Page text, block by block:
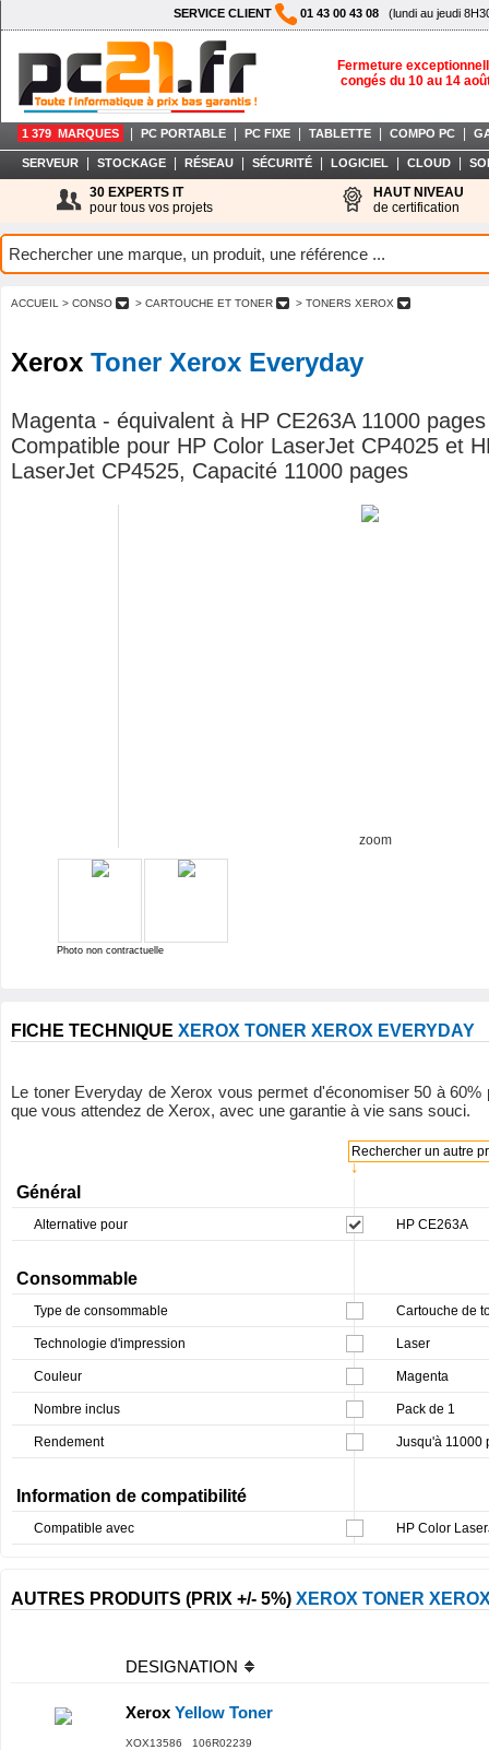
SERVICE CLIENT 01 43 00 43 08 (lundi au jeudi
Fermeture
congés du 10 au 14
1 379 MARQUES PC PORTABLE PC FIXE TABLETTE COMPO PC
SERVEUR STOCKAGE RÉSEAU SÉCURITÉ LOGICIEL CLOUD
30 EXPERTS IT
pour tous vos projets
HAUT NIVEAU
de certification
ACCUEIL > CONSO > CARTOUCHE ET TONER > TONERS XEROX
Xerox Toner Xerox Everyday
Magenta - équivalent à HP CE263A 11000
Compatible pour HP Color LaserJet CP4025 et
LaserJet CP4525, Capacité 11000 pages
zoom
Photo non contractuelle
FICHE TECHNIQUE XEROX TONER XEROX EVERYDAY
Le toner Everyday de Xerox vous permet d'économiser 50 à
que vous attendez de Xerox, avec une garantie à vie sans souci.
↓
Rechercher un autre
Général
Alternative pour HP CE263A
Consommable
Type de consommable Cartouche de
Technologie d'impression Laser
Couleur Magenta
Nombre inclus Pack de 1
Rendement Jusqu'à 11000
Information de compatibilité
Compatible avec HP Color
AUTRES PRODUITS (PRIX +/- 5%) XEROX TONER
DESIGNATION
Xerox Yellow Toner
XOX13586 106R02239